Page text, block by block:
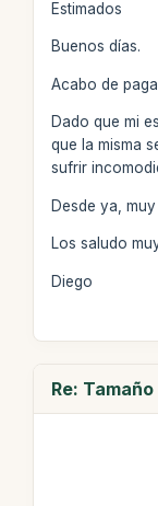
Estimados
Buenos días.
Acabo de
Dado que mi
que la misma
sufrir
Desde ya,
Los saludo
Diego
Re: